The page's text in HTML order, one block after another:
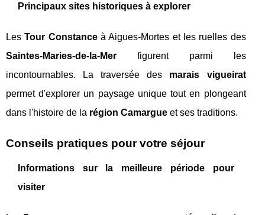
Principaux sites historiques à explorer
LesTour Constanceà Aigues-Mortes et les ruelles des
Saintes-Maries-de-la-Mer figurent parmi les
incontournables. La traversée des marais vigueirat
permet d'explorer un paysage unique tout en plongeant
dans l'histoire de la région Camargue et ses traditions.
Conseils pratiques pour votre séjour
Informations sur la meilleure période pour
visiter